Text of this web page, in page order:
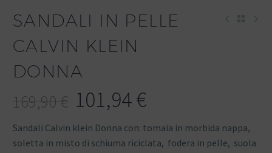
SANDALI IN PELLE
CALVIN KLEIN
DONNA
169,90€ 101,94€
Sandali Calvin klein Donna con: tomaia in morbida nappa,
soletta in misto di schiuma riciclata, fodera in pelle, suola